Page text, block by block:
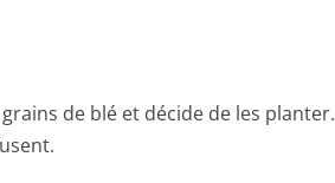
de blé et décide de les planter.